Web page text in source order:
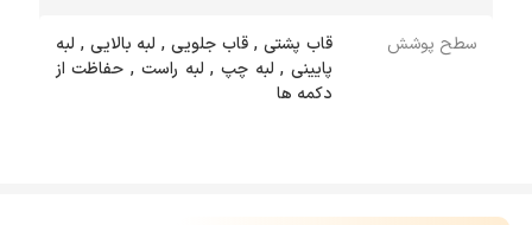
سطح پوشش
قاب پشتی , قاب جلویی , لبه بالایی , لبه
پایینی , لبه چپ , لبه راست , حفاظت از
دکمه ها